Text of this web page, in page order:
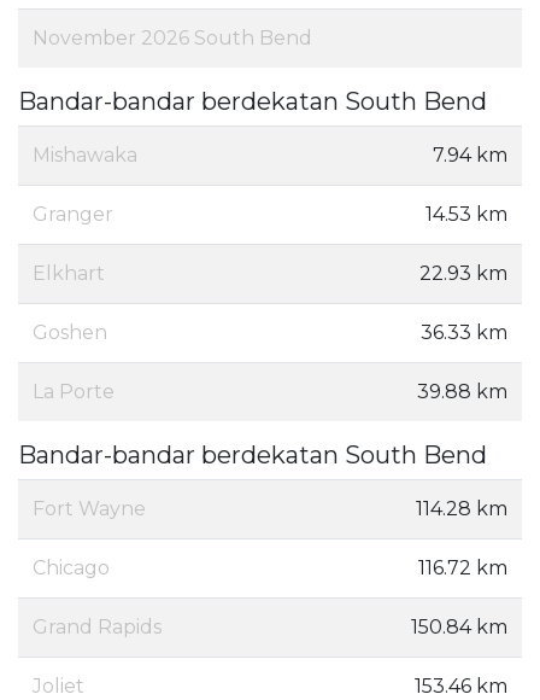
November 2026 South Bend
Bandar-bandar berdekatan South Bend
Mishawaka 7.94 km
Granger 14.53 km
Elkhart 22.93 km
Goshen 36.33 km
La Porte 39.88 km
Bandar-bandar berdekatan South Bend
Fort Wayne 114.28 km
Chicago 116.72 km
Grand Rapids 150.84 km
Joliet 153.46 km